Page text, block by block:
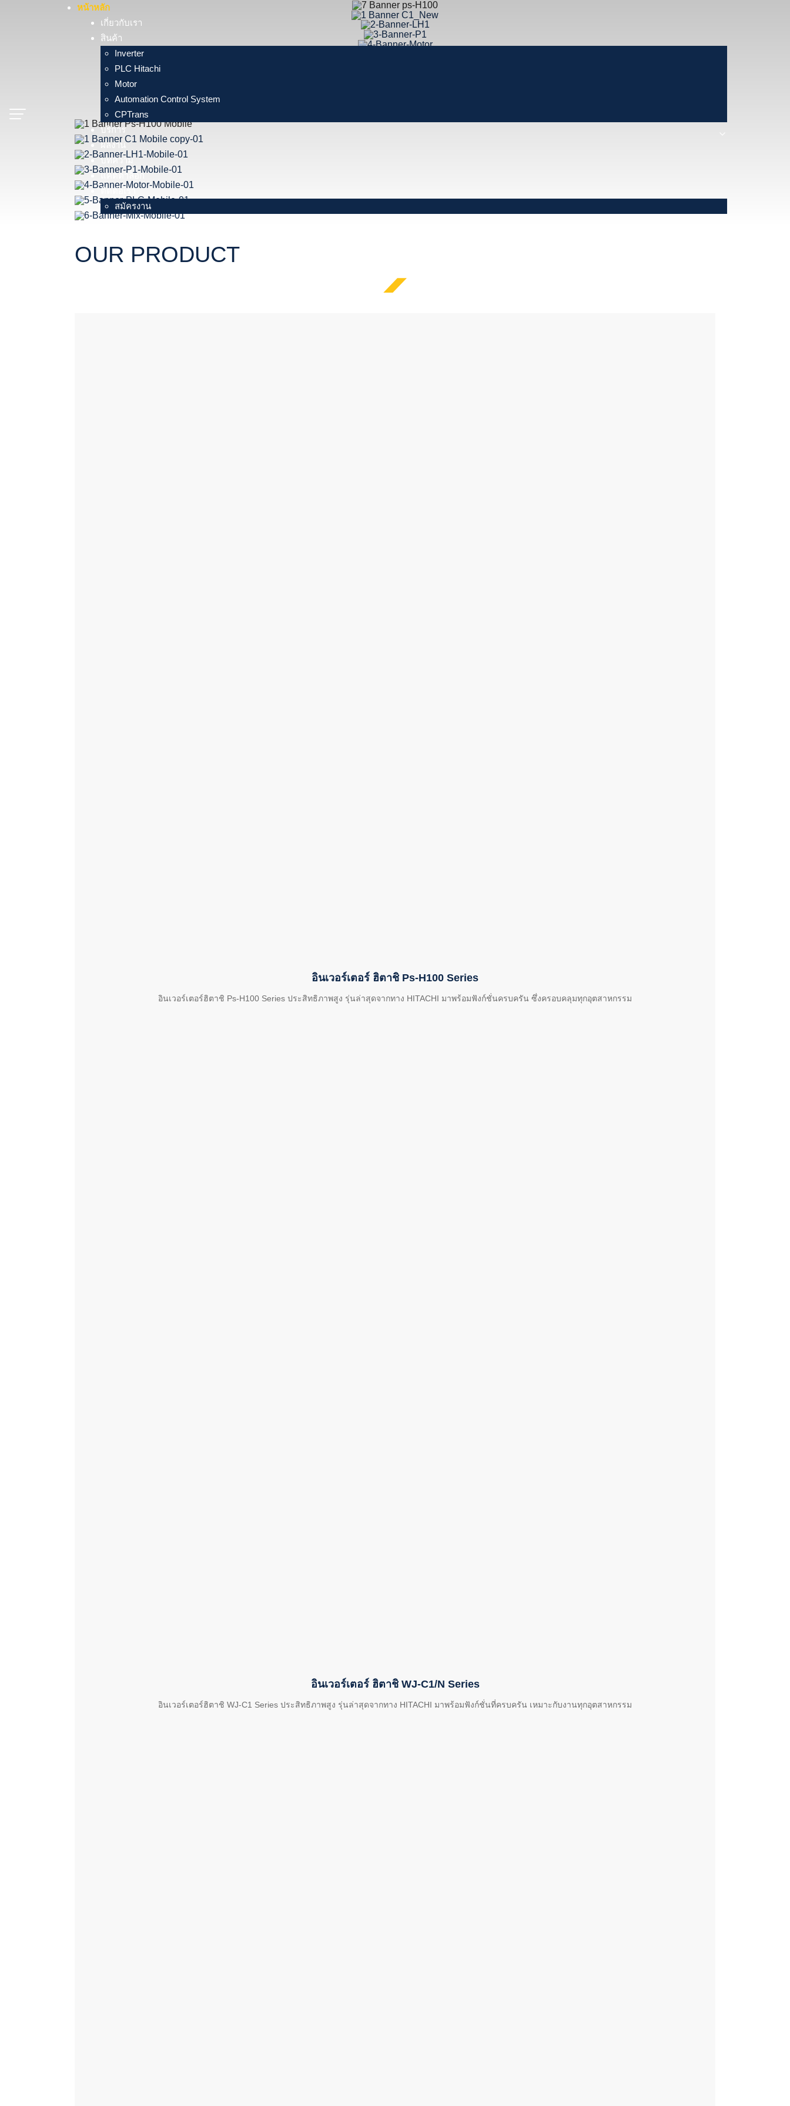
หน้าหลัก
เกี่ยวกับเรา
สินค้า
Inverter
PLC Hitachi
Motor
Automation Control System
CPTrans
บริการ
ผลงาน
บทความ
แคตตาล็อก
ติดต่อเรา
สมัครงาน
OUR PRODUCT
อินเวอร์เตอร์ ฮิตาชิ Ps-H100 Series
อินเวอร์เตอร์ฮิตาชิ Ps-H100 Series ประสิทธิภาพสูง รุ่นล่าสุดจากทาง HITACHI มาพร้อมฟังก์ชั่นครบครัน ซึ่งครอบคลุมทุกอุตสาหกรรม
อินเวอร์เตอร์ ฮิตาชิ WJ-C1/N Series
อินเวอร์เตอร์ฮิตาชิ WJ-C1 Series ประสิทธิภาพสูง รุ่นล่าสุดจากทาง HITACHI มาพร้อมฟังก์ชั่นที่ครบครัน เหมาะกับงานทุกอุตสาหกรรม